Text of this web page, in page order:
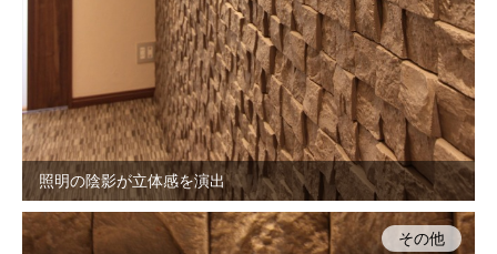
照明の陰影が立体感を演出
その他